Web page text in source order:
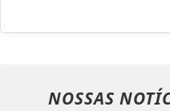
NOSSAS